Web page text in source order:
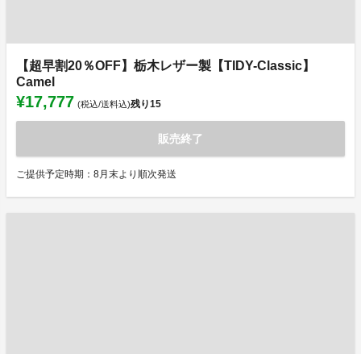
【超早割20％OFF】栃木レザー製【TIDY-Classic】
Camel
¥17,777 (税込/送料込)残り15
販売終了
ご提供予定時期：8月末より順次発送